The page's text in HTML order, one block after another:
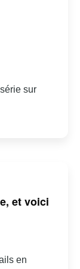
sur
et voici
en